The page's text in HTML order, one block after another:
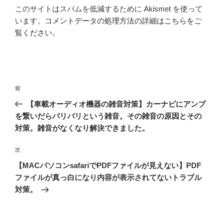
このサイトはスパムを低減するために Akismet を使って
います。
コメントデータの処理方法の詳細はこちらをご
覧ください。
投
ナ
ビ
ー
シ
ョ
ン
前
の
投
稿
前
【車載オーディオ機器の雑音対策】カーナビにアンプ
を繋いだらバリバリという雑音。その雑音の原因とその
対策。雑音がなくなり解決できました。
次
の
投
稿
次
【MACパソコンsafariでPDFファイルが見えない】PDF
ファイルが真っ白になり内容が表示されてないトラブル
対策。